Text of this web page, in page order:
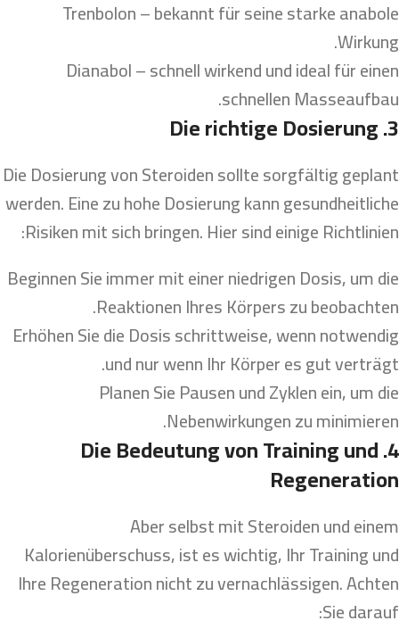
Trenbolon – bekannt für seine starke anabole
Wirkung.
Dianabol – schnell wirkend und ideal für einen
schnellen Masseaufbau.
3. Die richtige Dosierung
Die Dosierung von Steroiden sollte sorgfältig geplant
werden. Eine zu hohe Dosierung kann gesundheitliche
Risiken mit sich bringen. Hier sind einige Richtlinien:
Beginnen Sie immer mit einer niedrigen Dosis, um die
Reaktionen Ihres Körpers zu beobachten.
Erhöhen Sie die Dosis schrittweise, wenn notwendig
und nur wenn Ihr Körper es gut verträgt.
Planen Sie Pausen und Zyklen ein, um die
Nebenwirkungen zu minimieren.
4. Die Bedeutung von Training und
Regeneration
Aber selbst mit Steroiden und einem
Kalorienüberschuss, ist es wichtig, Ihr Training und
Ihre Regeneration nicht zu vernachlässigen. Achten
Sie darauf: